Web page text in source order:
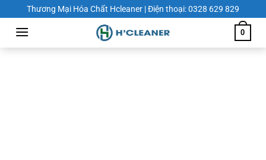
Chuyển
đến
dung
Thương Mại Hóa Chất Hcleaner | Điện thoại: 0328 629 829
0